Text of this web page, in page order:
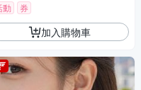
動 券
加入購物車